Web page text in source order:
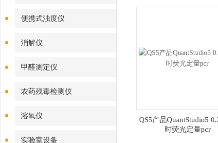
便携式浊度仪
消解仪
甲醛测定仪
农药残毒检测仪
溶氧仪
实验室设备
QS5产品QuantStudio5
时荧光定量pcr